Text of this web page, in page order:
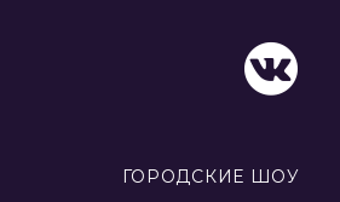
ГОРОДСКИЕ ШОУ